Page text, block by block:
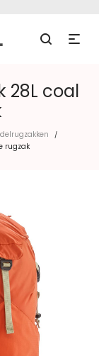
28L coal
/
rugzak